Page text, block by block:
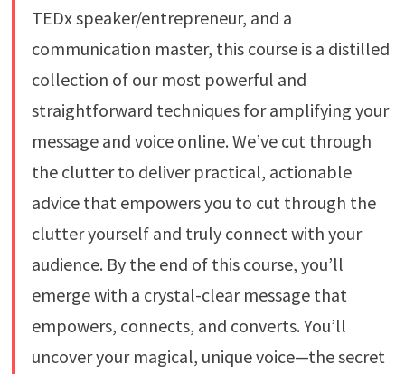
TEDx speaker/entrepreneur, and a
communication master, this course is a distilled
collection of our most powerful and
straightforward techniques for amplifying your
message and voice online. We’ve cut through
the clutter to deliver practical, actionable
advice that empowers you to cut through the
clutter yourself and truly connect with your
audience. By the end of this course, you’ll
emerge with a crystal-clear message that
empowers, connects, and converts. You’ll
uncover your magical, unique voice—the secret